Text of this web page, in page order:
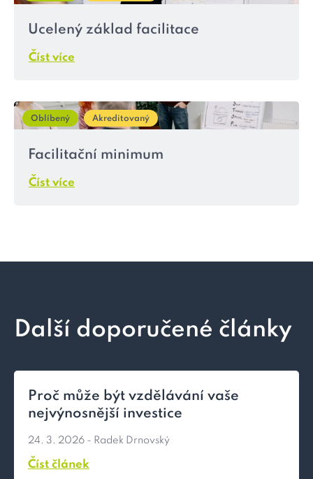
Ucelený základ facilitace
Číst více
Oblíbený Akreditovaný
Facilitační minimum
Číst více
Další doporučené články
Proč může být vzdělávání vaše
nejvýnosnější investice
24. 3. 2026 - Radek Drnovský
Číst článek